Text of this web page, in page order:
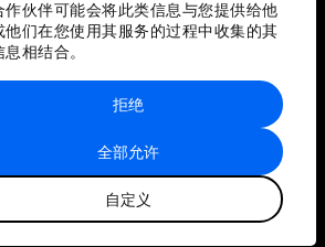
作伙伴可能会将此类信息与您提供给他
他们在您使用其服务的过程中收集的其
相结合。
全部允许
自定义
拒绝